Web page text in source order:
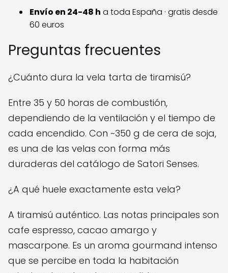
Envío en 24-48 h a toda España · gratis desde
60 euros
Preguntas frecuentes
¿Cuánto dura la vela tarta de tiramisú?
Entre 35 y 50 horas de combustión,
dependiendo de la ventilación y el tiempo de
cada encendido. Con ~350 g de cera de soja,
es una de las velas con forma más
duraderas del catálogo de Satori Senses.
¿A qué huele exactamente esta vela?
A tiramisú auténtico. Las notas principales son
cafe espresso, cacao amargo y
mascarpone. Es un aroma gourmand intenso
que se percibe en toda la habitación